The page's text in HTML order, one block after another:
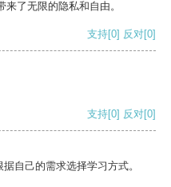
了无限的隐私和自由。
支持[0] 反对[0]
支持[0] 反对[0]
自己的需求选择学习方式。